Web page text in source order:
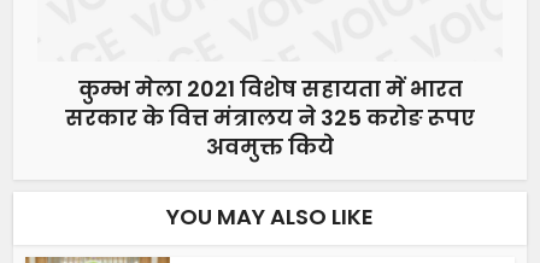
कुम्भ मेला 2021 विशेष सहायता में भारत
सरकार के वित्त मंत्रालय ने 325 करोङ रूपए
अवमुक्त किये
YOU MAY ALSO LIKE